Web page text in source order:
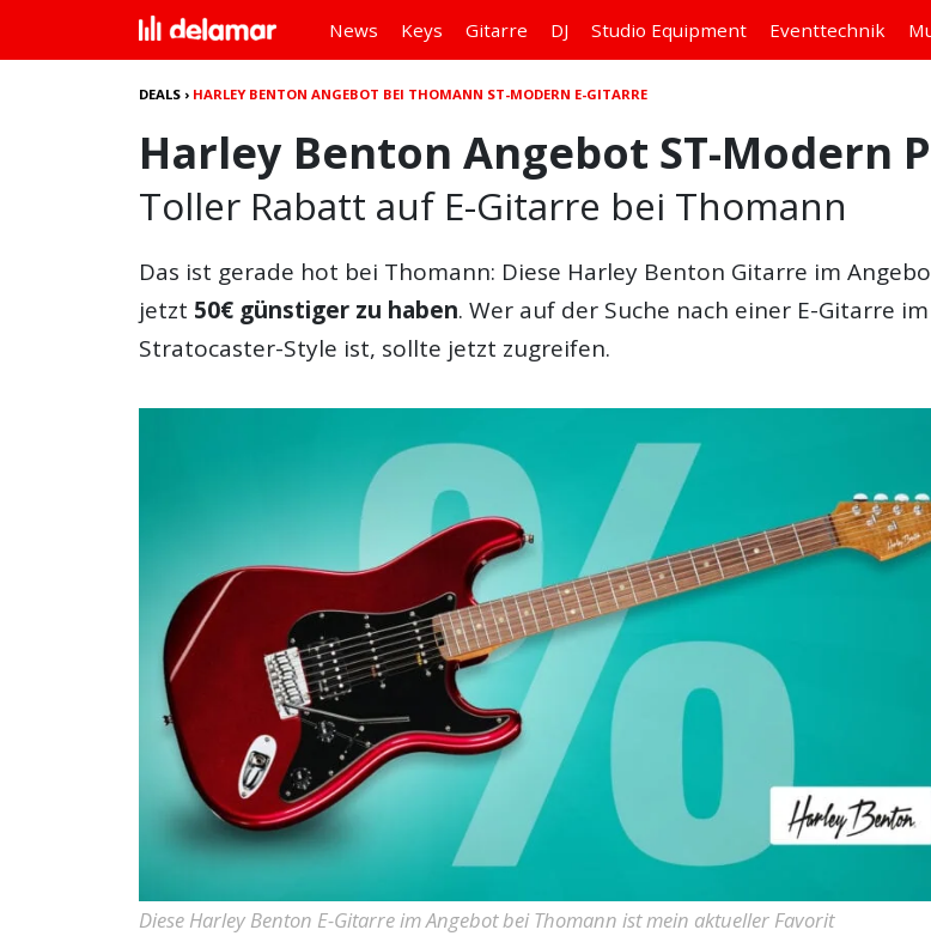
News Keys Gitarre DJ Studio Equipment Eventtechnik
DEALS › HARLEY BENTON ANGEBOT BEI THOMANN ST-MODERN E-GITARRE
Harley Benton Angebot ST-Modern
Toller Rabatt auf E-Gitarre bei Thomann
Das ist gerade hot bei Thomann: Diese Harley Benton Gitarre im
jetzt 50€ günstiger zu haben. Wer auf der Suche nach einer E-Gitarre im
Stratocaster-Style ist, sollte jetzt zugreifen.
Diese Harley Benton E-Gitarre im Angebot bei Thomann ist mein aktueller Favorit